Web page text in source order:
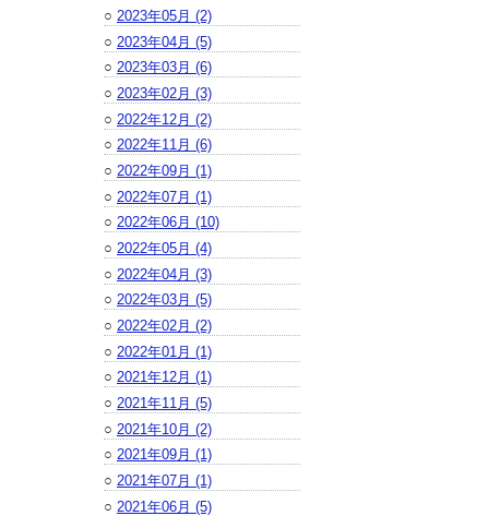
○ 2023年05月 (2)
○ 2023年04月 (5)
○ 2023年03月 (6)
○ 2023年02月 (3)
○ 2022年12月 (2)
○ 2022年11月 (6)
○ 2022年09月 (1)
○ 2022年07月 (1)
○ 2022年06月 (10)
○ 2022年05月 (4)
○ 2022年04月 (3)
○ 2022年03月 (5)
○ 2022年02月 (2)
○ 2022年01月 (1)
○ 2021年12月 (1)
○ 2021年11月 (5)
○ 2021年10月 (2)
○ 2021年09月 (1)
○ 2021年07月 (1)
○ 2021年06月 (5)